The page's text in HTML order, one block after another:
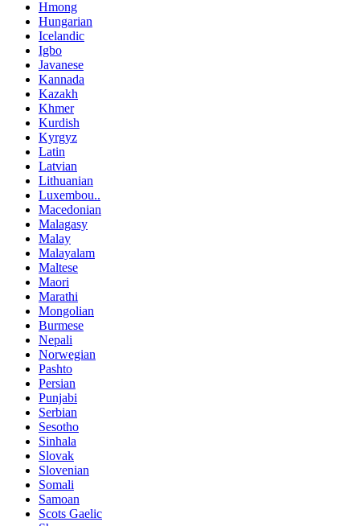
Hmong
Hungarian
Icelandic
Igbo
Javanese
Kannada
Kazakh
Khmer
Kurdish
Kyrgyz
Latin
Latvian
Lithuanian
Luxembou..
Macedonian
Malagasy
Malay
Malayalam
Maltese
Maori
Marathi
Mongolian
Burmese
Nepali
Norwegian
Pashto
Persian
Punjabi
Serbian
Sesotho
Sinhala
Slovak
Slovenian
Somali
Samoan
Scots Gaelic